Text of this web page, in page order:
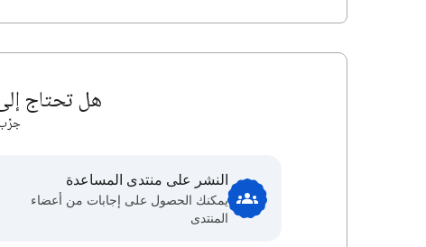
هل تحتاج
جرِّب
النشر على منتدى المساعدة
يمكنك الحصول على إجابات من أعضاء
المنتدى